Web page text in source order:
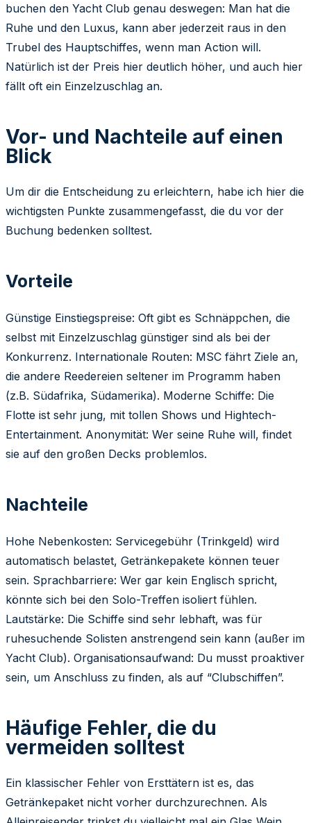
buchen den Yacht Club genau deswegen: Man hat die
Ruhe und den Luxus, kann aber jederzeit raus in den
Trubel des Hauptschiffes, wenn man Action will.
Natürlich ist der Preis hier deutlich höher, und auch hier
fällt oft ein Einzelzuschlag an.
Vor- und Nachteile auf einen
Blick
Um dir die Entscheidung zu erleichtern, habe ich hier die
wichtigsten Punkte zusammengefasst, die du vor der
Buchung bedenken solltest.
Vorteile
Günstige Einstiegspreise: Oft gibt es Schnäppchen, die
selbst mit Einzelzuschlag günstiger sind als bei der
Konkurrenz. Internationale Routen: MSC fährt Ziele an,
die andere Reedereien seltener im Programm haben
(z.B. Südafrika, Südamerika). Moderne Schiffe: Die
Flotte ist sehr jung, mit tollen Shows und Hightech-
Entertainment. Anonymität: Wer seine Ruhe will, findet
sie auf den großen Decks problemlos.
Nachteile
Hohe Nebenkosten: Servicegebühr (Trinkgeld) wird
automatisch belastet, Getränkepakete können teuer
sein. Sprachbarriere: Wer gar kein Englisch spricht,
könnte sich bei den Solo-Treffen isoliert fühlen.
Lautstärke: Die Schiffe sind sehr lebhaft, was für
ruhesuchende Solisten anstrengend sein kann (außer im
Yacht Club). Organisationsaufwand: Du musst proaktiver
sein, um Anschluss zu finden, als auf “Clubschiffen”.
Häufige Fehler, die du
vermeiden solltest
Ein klassischer Fehler von Ersttätern ist es, das
Getränkepaket nicht vorher durchzurechnen. Als